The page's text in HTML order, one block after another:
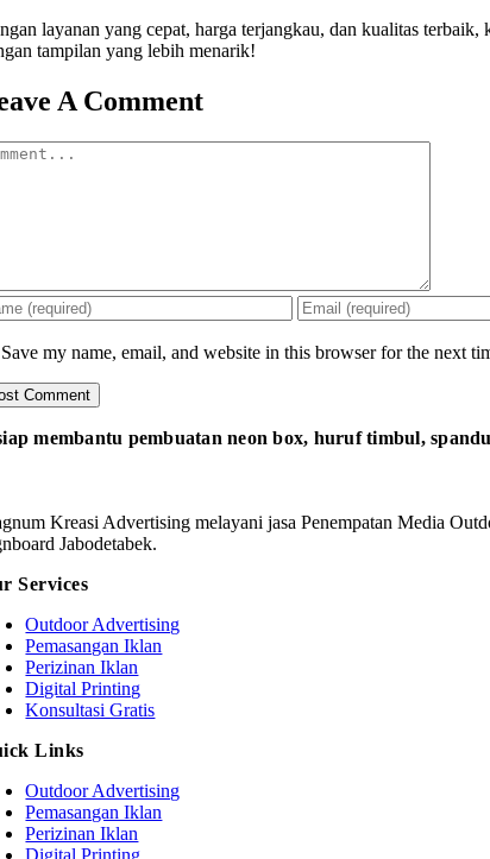
layanan yang cepat, harga terjangkau, dan kualitas
tampilan yang lebih menarik!
A Comment
Save my name, email, and website in this browser for the next
membantu pembuatan neon box, huruf timbul,
Kreasi Advertising melayani jasa Penempatan Media
Jabodetabek.
Services
Outdoor Advertising
Pemasangan Iklan
Perizinan Iklan
Digital Printing
Konsultasi Gratis
Links
Outdoor Advertising
Pemasangan Iklan
Perizinan Iklan
Digital Printing